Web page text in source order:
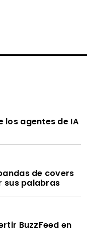
los agentes de IA
de covers
sus palabras
BuzzFeed en